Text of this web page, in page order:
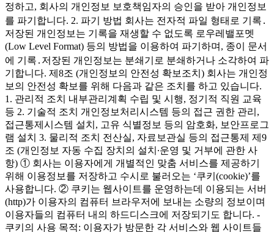
정하고, 회사의 개인정보 보호책임자의 승인을 받아 개인정보
를 파기합니다. 2. 파기 방법 회사는 전자적 파일 형태로 기록․
저장된 개인정보는 기록을 재생할 수 없도록 로우레밸포멧
(Low Level Format) 등의 방법을 이용하여 파기하며, 종이 문서
에 기록․저장된 개인정보는 분쇄기로 분쇄하거나 소각하여 파
기합니다. 제8조 (개인정보의 안전성 확보조치) 회사는 개인정
보의 안전성 확보를 위해 다음과 같은 조치를 하고 있습니다.
1. 관리적 조치 내부관리계획 수립 및 시행, 정기적 직원 교육
등 2. 기술적 조치 개인정보처리시스템 등의 접근 권한 관리,
접근통제시스템 설치, 고유 식별정보 등의 암호화, 보안프로그
램 설치 3. 물리적 조치 전산실, 자료보관실 등의 접근통제 제9
조 (개인정보 자동 수집 장치의 설치∙운영 및 거부에 관한 사
항) ① 회사는 이용자에게 개별적인 맞춤 서비스를 제공하기
위해 이용정보를 저장하고 수시로 불러오는 ‘쿠키(cookie)’를
사용합니다. ② 쿠키는 웹사이트를 운영하는데 이용되는 서버
(http)가 이용자의 컴퓨터 브라우저에 보내는 소량의 정보이며
이용자들의 컴퓨터 내의 하드디스크에 저장되기도 합니다. -
쿠키의 사용 목적: 이용자가 방문한 각 서비스와 웹 사이트들